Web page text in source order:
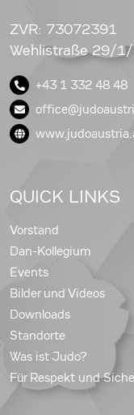
ZVR: 73072391
Wehlistraße 29/
+43 1 332 48 48
QUICK LINKS
Vorstand
Dan-Kollegium
Events
Bilder und Videos
Downloads
Standorte
Was ist Judo?
Für Respekt und